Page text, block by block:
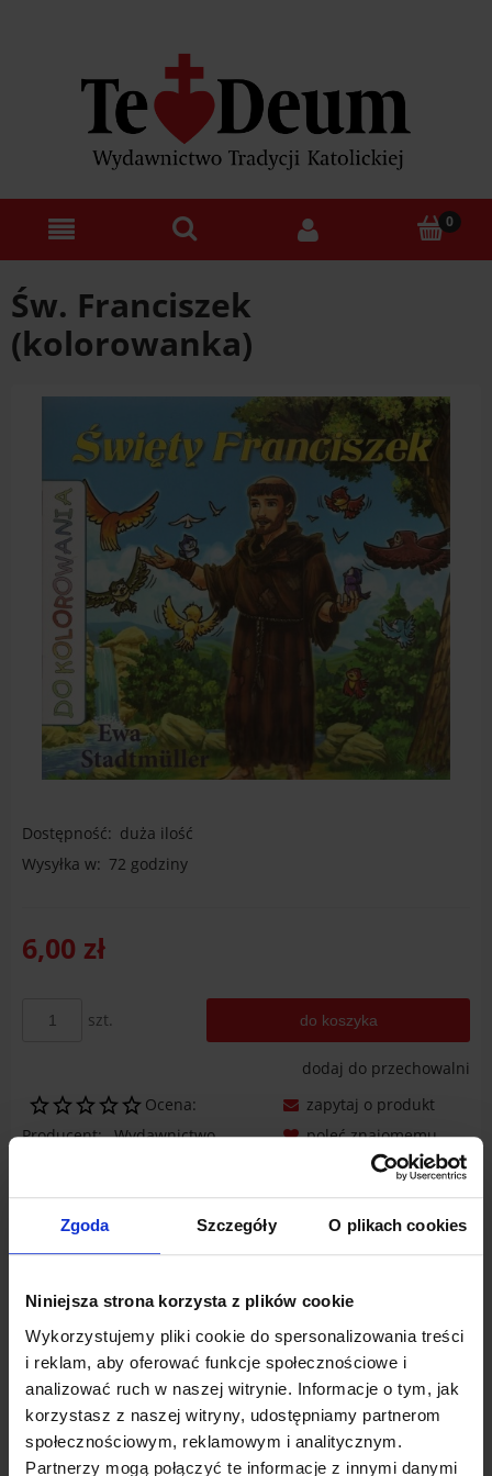
Zgoda Szczegóły O plikach cookies
Niniejsza strona korzysta z plików cookie
Wykorzystujemy pliki cookie do spersonalizowania treści
i reklam, aby oferować funkcje społecznościowe i
analizować ruch w naszej witrynie. Informacje o tym, jak
korzystasz z naszej witryny, udostępniamy partnerom
społecznościowym, reklamowym i analitycznym.
Partnerzy mogą połączyć te informacje z innymi danymi
Św. Franciszek
(kolorowanka)
Dostępność: duża ilość
Wysyłka w: 72 godziny
6,00 zł
szt. do koszyka
dodaj do przechowalni
Ocena:
Producent: Wydawnictwo
Sandomierz
Kod produktu:
K-WDS-DM-037
zapytaj o produkt
poleć znajomemu
dodaj opinię
Dane techniczne
Opinie o produkcie (0)